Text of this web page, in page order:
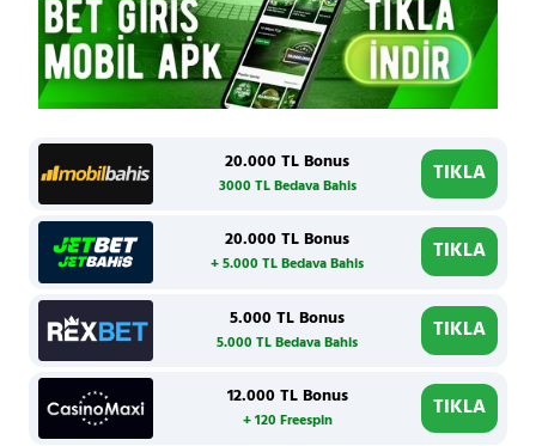
20.000 TL Bonus
3000 TL Bedava Bahis TIKLA
20.000 TL Bonus
+ 5.000 TL Bedava Bahis TIKLA
5.000 TL Bonus
5.000 TL Bedava Bahis TIKLA
12.000 TL Bonus
+ 120 Freespin TIKLA